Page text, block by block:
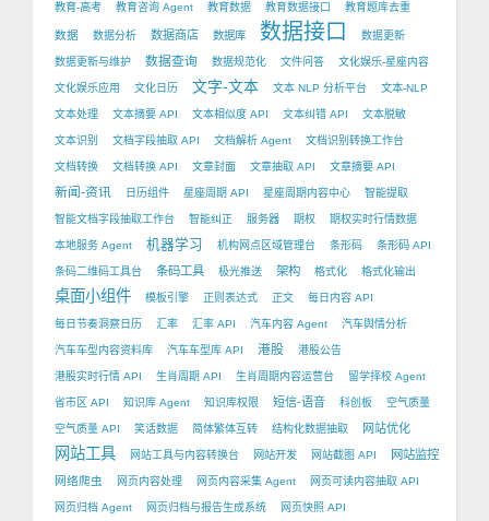
教育-高考 教育咨询 Agent 教育数据 教育数据接口 教育题库去重
数据 数据分析 数据商店 数据库 数据接口 数据更新
数据更新与维护 数据查询 数据规范化 文件问答 文化娱乐-星座内容
文化娱乐应用 文化日历 文字-文本 文本 NLP 分析平台 文本-NLP
文本处理 文本摘要 API 文本相似度 API 文本纠错 API 文本脱敏
文本识别 文档字段抽取 API 文档解析 Agent 文档识别转换工作台
文档转换 文档转换 API 文章封面 文章抽取 API 文章摘要 API
新闻-资讯 日历组件 星座周期 API 星座周期内容中心 智能提取
智能文档字段抽取工作台 智能纠正 服务器 期权 期权实时行情数据
本地服务 Agent 机器学习 机构网点区域管理台 条形码 条形码 API
条码二维码工具台 条码工具 极光推送 架构 格式化 格式化输出
桌面小组件 模板引擎 正则表达式 正文 每日内容 API
每日节奏洞察日历 汇率 汇率 API 汽车内容 Agent 汽车舆情分析
汽车车型内容资料库 汽车车型库 API 港股 港股公告
港股实时行情 API 生肖周期 API 生肖周期内容运营台 留学择校 Agent
省市区 API 知识库 Agent 知识库权限 短信-语音 科创板 空气质量
空气质量 API 笑话数据 简体繁体互转 结构化数据抽取 网站优化
网站工具 网站工具与内容转换台 网站开发 网站截图 API
网站监控
网络爬虫
网页内容处理 网页内容采集 Agent 网页可读内容抽取 API
网页归档 Agent 网页归档与报告生成系统 网页快照 API